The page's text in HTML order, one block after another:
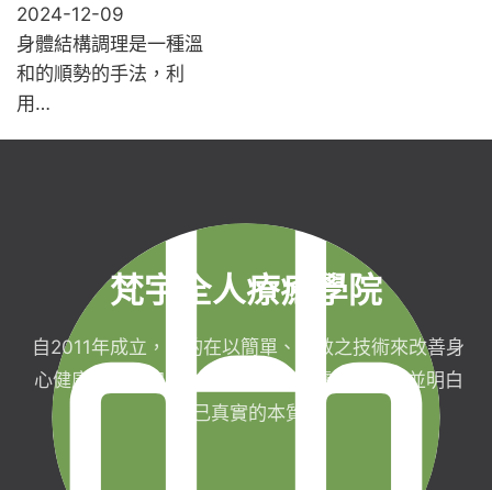
2024-12-09
身體結構調理是一種溫
和的順勢的手法，利
用…
梵宇全人療癒學院
自2011年成立，目的在以簡單、有效之技術來改善身
心健康，協助完成生命目標與實現靈性生活，並明白
自己真實的本質。